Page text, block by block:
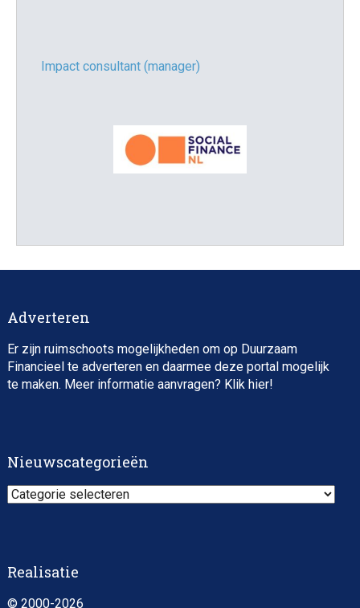
Impact consultant (manager)
Asset Management Internship – Responsible
Adverteren
Er zijn ruimschoots mogelijkheden om op Duurzaam
Financieel te adverteren en daarmee deze portal mogelijk
te maken. Meer informatie aanvragen? Klik hier!
Nieuwscategorieën
Nieuwscategorieën
Realisatie
© 2000-2026